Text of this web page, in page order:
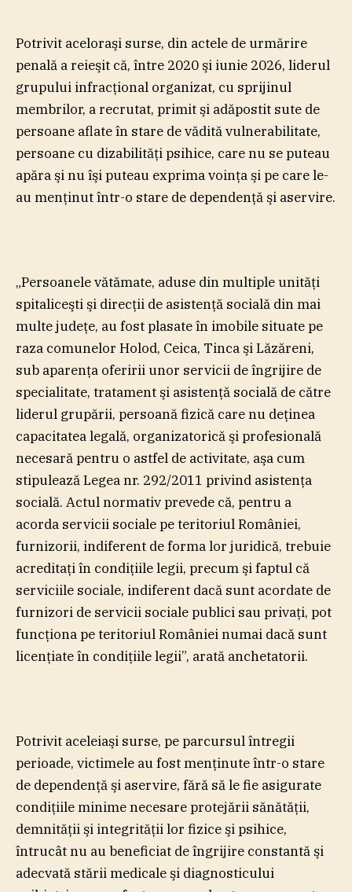
Potrivit aceloraşi surse, din actele de urmărire
penală a reieşit că, între 2020 şi iunie 2026, liderul
grupului infracţional organizat, cu sprijinul
membrilor, a recrutat, primit şi adăpostit sute de
persoane aflate în stare de vădită vulnerabilitate,
persoane cu dizabilităţi psihice, care nu se puteau
apăra şi nu îşi puteau exprima voinţa şi pe care le-
au menţinut într-o stare de dependenţă şi aservire.
„Persoanele vătămate, aduse din multiple unităţi
spitaliceşti şi direcţii de asistenţă socială din mai
multe judeţe, au fost plasate în imobile situate pe
raza comunelor Holod, Ceica, Tinca şi Lăzăreni,
sub aparenţa oferirii unor servicii de îngrijire de
specialitate, tratament şi asistenţă socială de către
liderul grupării, persoană fizică care nu deţinea
capacitatea legală, organizatorică şi profesională
necesară pentru o astfel de activitate, aşa cum
stipulează Legea nr. 292/2011 privind asistenţa
socială. Actul normativ prevede că, pentru a
acorda servicii sociale pe teritoriul României,
furnizorii, indiferent de forma lor juridică, trebuie
acreditaţi în condiţiile legii, precum şi faptul că
serviciile sociale, indiferent dacă sunt acordate de
furnizori de servicii sociale publici sau privaţi, pot
funcţiona pe teritoriul României numai dacă sunt
licenţiate în condiţiile legii”, arată anchetatorii.
Potrivit aceleiaşi surse, pe parcursul întregii
perioade, victimele au fost menţinute într-o stare
de dependenţă şi aservire, fără să le fie asigurate
condiţiile minime necesare protejării sănătăţii,
demnităţii şi integrităţii lor fizice şi psihice,
întrucât nu au beneficiat de îngrijire constantă şi
adecvată stării medicale şi diagnosticului